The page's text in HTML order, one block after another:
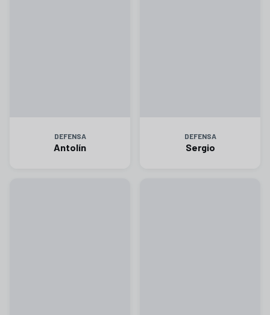
DEFENSA
Antolín
DEFENSA
Sergio